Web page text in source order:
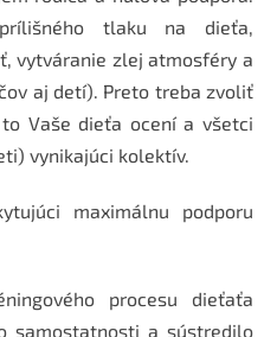
tlaku na dieťa,
vytváranie zlej atmosféry a
aj detí). Preto treba zvoliť
Vaše dieťa ocení a všetci
vynikajúci kolektív.
maximálnu podporu
procesu dieťaťa
samostatnosti a sústredilo